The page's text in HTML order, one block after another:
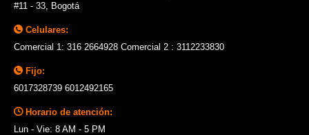
#11 - 33, Bogotá
Celulares:
Comercial 1: 316 2664928 Comercial 2 : 3112233830
Fijo:
6017328739 6012492165
Horario de atención:
Lun - Vie: 8 AM - 5 PM